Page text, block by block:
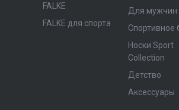
FALKE
FALKE для спорта
Для мужчин
Спортивное
Носки Sport
Collection
Детство
Аксессуары